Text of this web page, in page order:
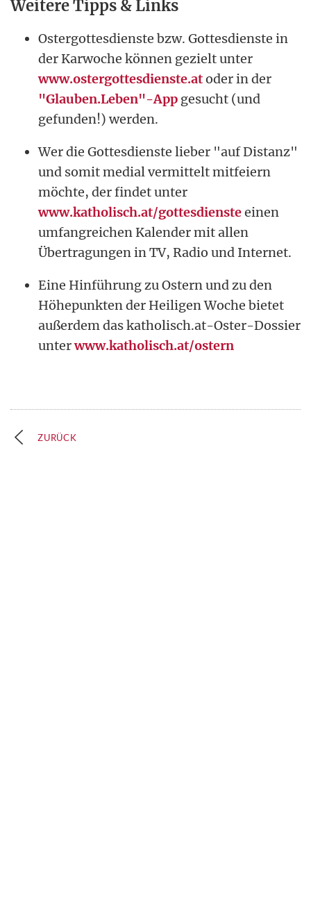
Weitere Tipps & Links
Ostergottesdienste bzw. Gottesdienste in
der Karwoche können gezielt unter
www.ostergottesdienste.atoder in der
"Glauben.Leben"-App gesucht (und
gefunden!) werden.
Wer die Gottesdienste lieber "auf Distanz"
und somit medial vermittelt mitfeiern
möchte, der findet unter
www.katholisch.at/gottesdiensteeinen
umfangreichen Kalender mit allen
Übertragungen in TV, Radio und Internet.
Eine Hinführung zu Ostern und zu den
Höhepunkten der Heiligen Woche bietet
außerdem das katholisch.at-Oster-Dossier
unterwww.katholisch.at/ostern
ZURÜCK